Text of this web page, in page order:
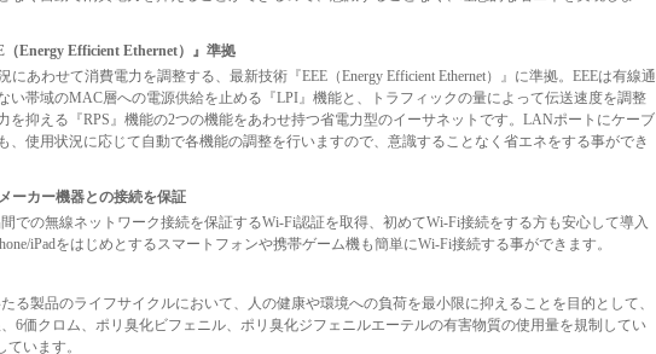
Energy Efficient Ethernet）』準拠
にあわせて消費電力を調整する、最新技術『EEE（Energy Efficient Ethernet）』に準拠。EEEは有線通
い帯域のMAC層への電源供給を止める『LPI』機能と、トラフィックの量によって伝送速度を調整
を抑える『RPS』機能の2つの機能をあわせ持つ省電力型のイーサネットです。LANポートにケーブ
、使用状況に応じて自動で各機能の調整を行いますので、意識することなく省エネをする事ができ
ーカー機器との接続を保証
での無線ネットワーク接続を保証するWi-Fi認証を取得、初めてWi-Fi接続をする方も安心して導入
iPadをはじめとするスマートフォンや携帯ゲーム機も簡単にWi-Fi接続する事ができます。
る製品のライフサイクルにおいて、人の健康や環境への負荷を最小限に抑えることを目的として、
6価クロム、ポリ臭化ビフェニル、ポリ臭化ジフェニルエーテルの有害物質の使用量を規制してい
います。